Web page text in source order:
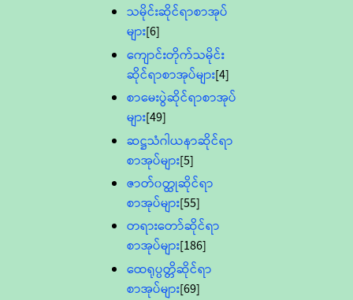
သမိုင်းဆိုင်ရာစာအုပ်
များ[6]
ကျောင်းတိုက်သမိုင်း
ဆိုင်ရာစာအုပ်များ[4]
စာမေးပွဲဆိုင်ရာစာအုပ်
များ[49]
ဆဋ္ဌသံဂါယနာဆိုင်ရာ
စာအုပ်များ[5]
ဇာတ်၀တ္ထုဆိုင်ရာ
စာအုပ်များ[55]
တရားတော်ဆိုင်ရာ
စာအုပ်များ[186]
ထေရုပ္ပတ္တိဆိုင်ရာ
စာအုပ်များ[69]